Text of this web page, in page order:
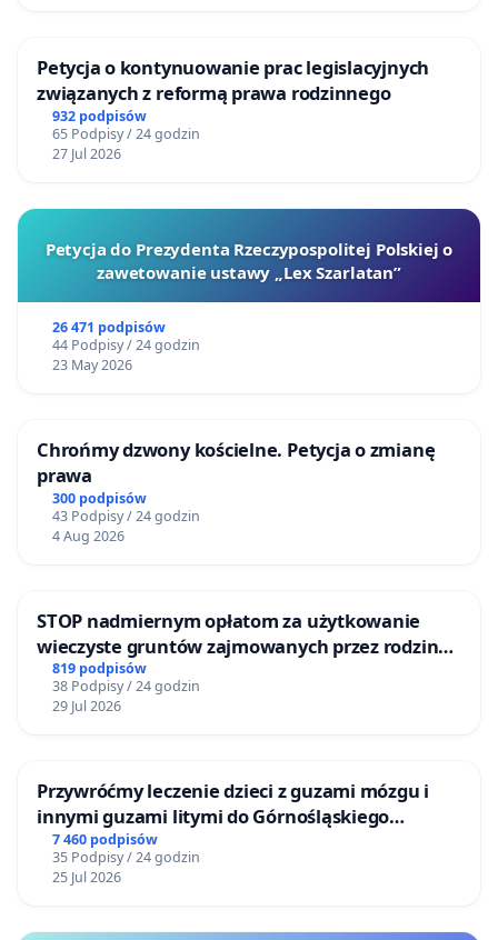
Petycja o kontynuowanie prac legislacyjnych
związanych z reformą prawa rodzinnego
932 podpisów
65 Podpisy / 24 godzin
27 Jul 2026
Petycja do Prezydenta Rzeczypospolitej Polskiej o
zawetowanie ustawy „Lex Szarlatan”
26 471 podpisów
44 Podpisy / 24 godzin
23 May 2026
Chrońmy dzwony kościelne. Petycja o zmianę
prawa
300 podpisów
43 Podpisy / 24 godzin
4 Aug 2026
STOP nadmiernym opłatom za użytkowanie
wieczyste gruntów zajmowanych przez rodzinne
ogrody działkowe.
819 podpisów
38 Podpisy / 24 godzin
29 Jul 2026
Przywróćmy leczenie dzieci z guzami mózgu i
innymi guzami litymi do Górnośląskiego
Centrum Zdrowia Dziecka w Katowicach
7 460 podpisów
35 Podpisy / 24 godzin
25 Jul 2026